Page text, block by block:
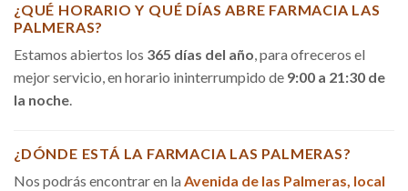
¿QUÉ HORARIO Y QUÉ DÍAS ABRE FARMACIA LAS
PALMERAS?
Estamos abiertos los 365 días del año, para ofreceros el
mejor servicio, en horario ininterrumpido de 9:00 a 21:30 de
la noche.
¿DÓNDE ESTÁ LA FARMACIA LAS PALMERAS?
Nos podrás encontrar en la Avenida de las Palmeras, local